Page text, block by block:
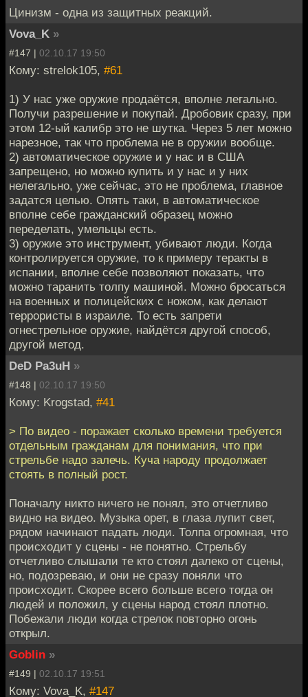
Цинизм - одна из защитных реакций.
Vova_K »
#147 | 02.10.17 19:50
Кому: strelok105, #61
1) У нас уже оружие продаётся, вполне легально.
Получи разрешение и покупай. Дробовик сразу, при
этом 12-ый калибр это не шутка. Через 5 лет можно
нарезное, так что проблема не в оружии вообще.
2) автоматическое оружие и у нас и в США
запрещено, но можно купить и у нас и у них
нелегально, уже сейчас, это не проблема, главное
задатся целью. Опять таки, в автоматическое
вполне себе гражданский образец можно
переделать, умельцы есть.
3) оружие это инструмент, убивают люди. Когда
контролируется оружие, то к примеру теракты в
испании, вполне себе позволяют показать, что
можно таранить толпу машиной. Можно бросаться
на военных и полицейских с ножом, как делают
террористы в израиле. То есть запрети
огнестрельное оружие, найдётся другой способ,
другой метод.
DeD Pa3uH »
#148 | 02.10.17 19:50
Кому: Krogstad, #41
> По видео - поражает сколько времени требуется
отдельным гражданам для понимания, что при
стрельбе надо залечь. Куча народу продолжает
стоять в полный рост.
Поначалу никто ничего не понял, это отчетливо
видно на видео. Музыка орет, в глаза лупит свет,
рядом начинают падать люди. Толпа огромная, что
происходит у сцены - не понятно. Стрельбу
отчетливо слышали те кто стоял далеко от сцены,
но, подозреваю, и они не сразу поняли что
происходит. Скорее всего больше всего тогда он
людей и положил, у сцены народ стоял плотно.
Побежали люди когда стрелок повторно огонь
открыл.
Goblin »
#149 | 02.10.17 19:51
Кому: Vova_K, #147